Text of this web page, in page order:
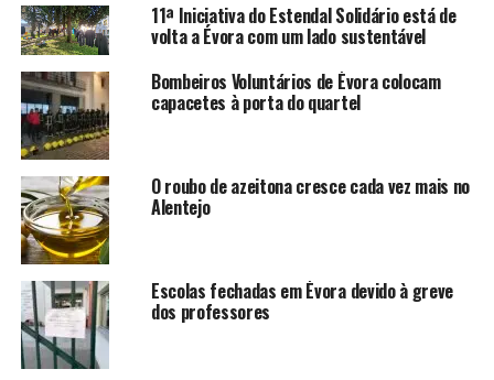
11ª Iniciativa do Estendal Solidário está de
volta a Évora com um lado sustentável
Bombeiros Voluntários de Évora colocam
capacetes à porta do quartel
O roubo de azeitona cresce cada vez mais no
Alentejo
Escolas fechadas em Évora devido à greve
dos professores